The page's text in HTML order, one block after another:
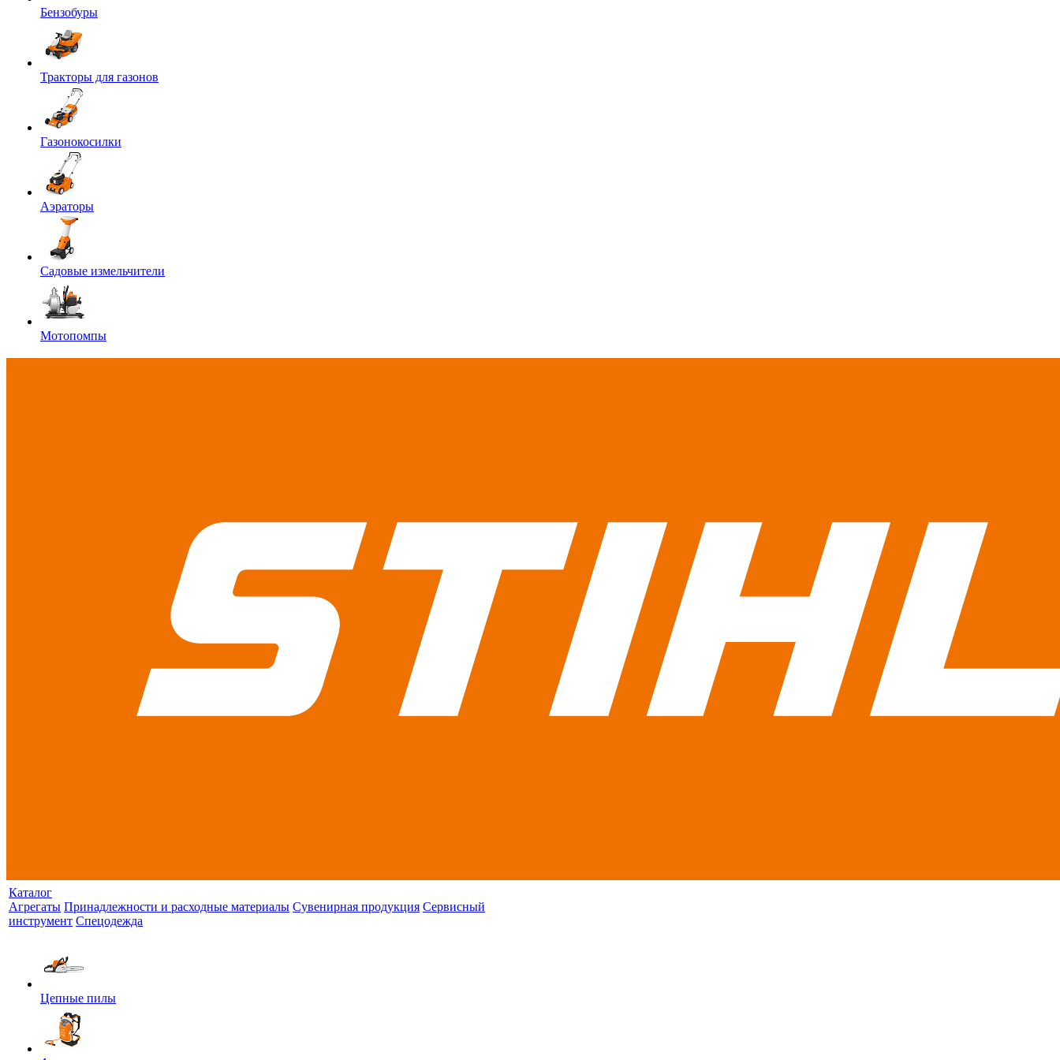
Бензобуры
Тракторы для газонов
Газонокосилки
Аэраторы
Садовые измельчители
Мотопомпы
Каталог
Агрегаты Принадлежности и расходные материалы Сувенирная продукция Сервисный
инструмент Спецодежда
Цепные пилы